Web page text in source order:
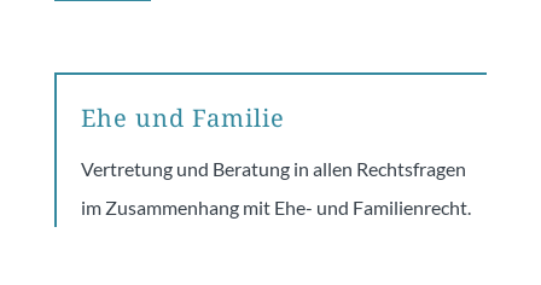
Ehe und Familie
Vertretung und Beratung in allen Rechtsfragen
im Zusammenhang mit Ehe- und Familienrecht.